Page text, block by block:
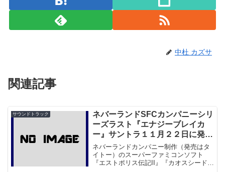
中杜 カズサ
関連記事
サウンドトラック
ネバーランドSFCカンパニーシリ
ーズラスト『エナジーブレイカ
ー』サントラ１１月２２日に発
売！
ネバーランドカンパニー制作（発売はタ
イトー）のスーパーファミコンソフト
『エストポリス伝記II』『カオスシード』